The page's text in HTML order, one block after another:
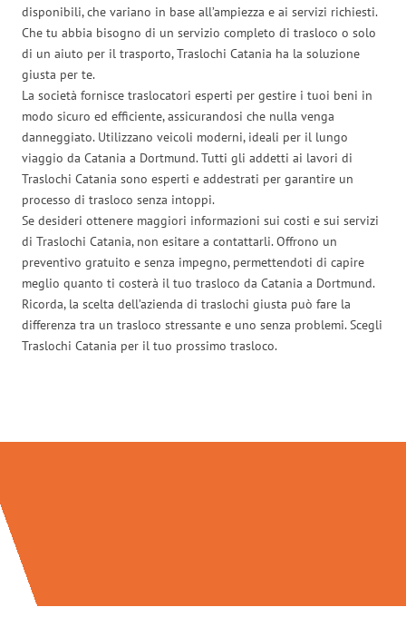
disponibili, che variano in base all’ampiezza e ai servizi richiesti.
Che tu abbia bisogno di un servizio completo di trasloco o solo
di un aiuto per il trasporto, Traslochi Catania ha la soluzione
giusta per te.
La società fornisce traslocatori esperti per gestire i tuoi beni in
modo sicuro ed efficiente, assicurandosi che nulla venga
danneggiato. Utilizzano veicoli moderni, ideali per il lungo
viaggio da Catania a Dortmund. Tutti gli addetti ai lavori di
Traslochi Catania sono esperti e addestrati per garantire un
processo di trasloco senza intoppi.
Se desideri ottenere maggiori informazioni sui costi e sui servizi
di Traslochi Catania, non esitare a contattarli. Offrono un
preventivo gratuito e senza impegno, permettendoti di capire
meglio quanto ti costerà il tuo trasloco da Catania a Dortmund.
Ricorda, la scelta dell’azienda di traslochi giusta può fare la
differenza tra un trasloco stressante e uno senza problemi. Scegli
Traslochi Catania per il tuo prossimo trasloco.